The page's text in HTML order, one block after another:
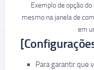
Exemplo de opção
mesmo na janela de
em
Para garantir que